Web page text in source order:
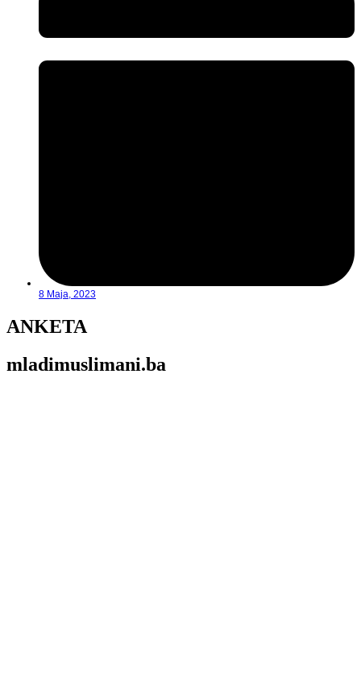
8 Maja, 2023
ANKETA
mladimuslimani.ba